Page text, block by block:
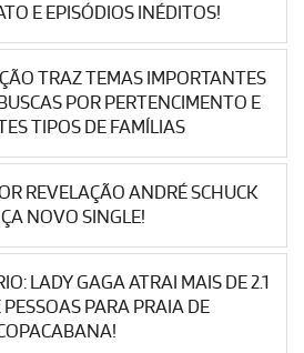
E EPISÓDIOS INÉDITOS!
TRAZ TEMAS IMPORTANTES
POR PERTENCIMENTO E
TIPOS DE FAMÍLIAS
REVELAÇÃO ANDRÉ SCHUCK
NOVO SINGLE!
LADY GAGA ATRAI MAIS DE 2.1
PARA PRAIA DE